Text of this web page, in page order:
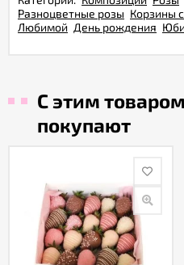
Разноцветные розы Корзины
Любимой День рождения
С этим
покупают